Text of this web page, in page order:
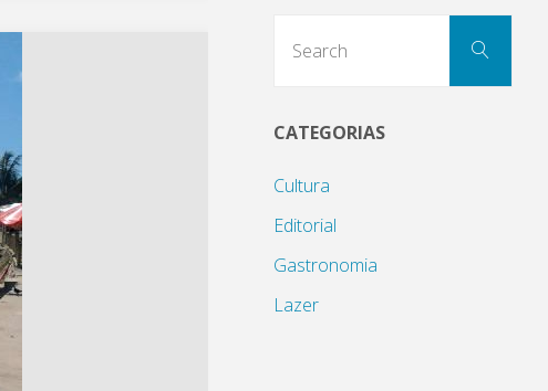
Search
CATEGORIAS
Cultura
Editorial
Gastronomia
Lazer